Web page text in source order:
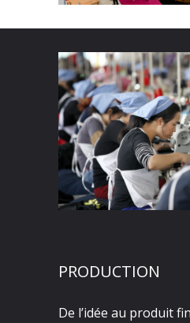
PRODUCTION
De l’idée au produit